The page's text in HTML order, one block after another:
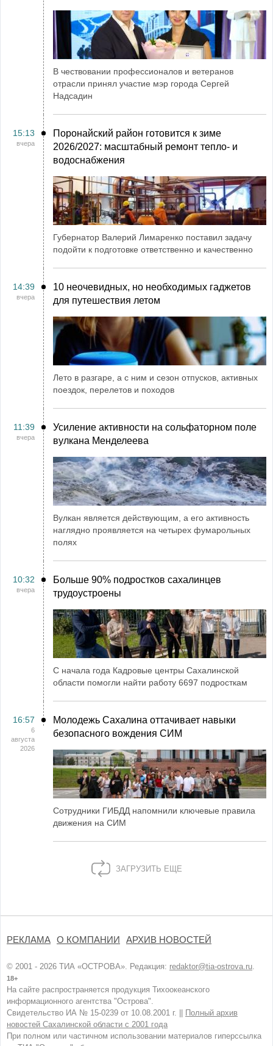
В чествовании профессионалов и ветеранов
отрасли принял участие мэр города Сергей
Надсадин
15:13
вчера
Поронайский район готовится к зиме
2026/2027: масштабный ремонт тепло- и
водоснабжения
Губернатор Валерий Лимаренко поставил задачу
подойти к подготовке ответственно и качественно
14:39
вчера
10 неочевидных, но необходимых гаджетов
для путешествия летом
Лето в разгаре, а с ним и сезон отпусков, активных
поездок, перелетов и походов
11:39
вчера
Усиление активности на сольфаторном поле
вулкана Менделеева
Вулкан является действующим, а его активность
наглядно проявляется на четырех фумарольных
полях
10:32
вчера
Больше 90% подростков сахалинцев
трудоустроены
С начала года Кадровые центры Сахалинской
области помогли найти работу 6697 подросткам
16:57
6
августа
2026
Молодежь Сахалина оттачивает навыки
безопасного вождения СИМ
Сотрудники ГИБДД напомнили ключевые правила
движения на СИМ
ЗАГРУЗИТЬ ЕЩЕ
РЕКЛАМА О КОМПАНИИ АРХИВ НОВОСТЕЙ
© 2001 - 2026 ТИА «ОСТРОВА». Редакция: redaktor@tia-ostrova.ru.
18+
На сайте распространяется продукция Тихоокеанского
информационного агентства "Острова".
Свидетельство ИА № 15-0239 от 10.08.2001 г. ||
Полный архив
новостей Сахалинской области с 2001 года
При полном или частичном использовании материалов гиперссылка